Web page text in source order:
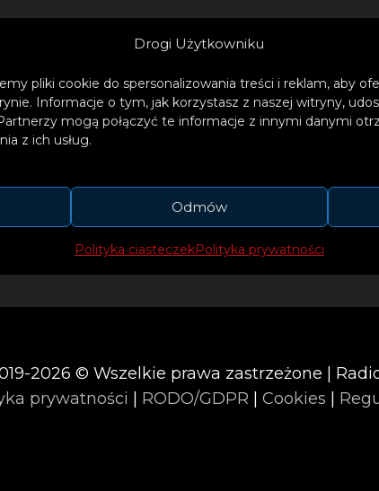
Drogi Użytkowniku
pliki cookie do spersonalizowania treści i reklam, aby
Informacje o tym, jak korzystasz z naszej witryny,
mogą połączyć te informacje z innymi danymi
z ich usług.
Odmów
Polityka ciasteczekPolityka prywatności
2026 © Wszelkie prawa zastrzeżone |
prywatności
RODO/GDPR Cookies